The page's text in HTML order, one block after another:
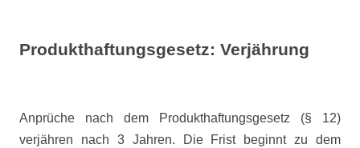
Produkthaftungsgesetz: Verjährung
Anprüche nach dem Produkthaftungsgesetz (§ 12)
verjähren nach 3 Jahren. Die Frist beginnt zu dem